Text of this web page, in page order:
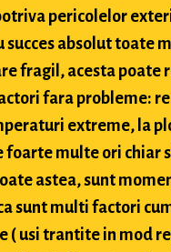
pericolelor
succes absolut toate
fragil, acesta poate
fara probleme:
extreme, la
foarte multe ori chiar
astea, sunt
sunt multi factori
( usi trantite in mod